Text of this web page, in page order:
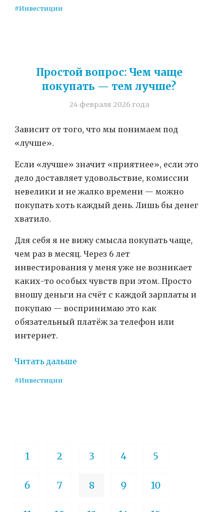
#Инвестиции
Простой вопрос: Чем чаще
покупать — тем лучше?
24 февраля 2026 года
Зависит от того, что мы понимаем под
«лучше».
Если «лучше» значит «приятнее», если это
дело доставляет удовольствие, комиссии
невелики и не жалко времени — можно
покупать хоть каждый день. Лишь бы денег
хватило.
Для себя я не вижу смысла покупать чаще,
чем раз в месяц. Через 6 лет
инвестирования у меня уже не возникает
каких-то особых чувств при этом. Просто
вношу деньги на счёт с каждой зарплаты и
покупаю — воспринимаю это как
обязательный платёж за телефон или
интернет.
Читать дальше
#Инвестиции
1 2 3 4 5
6 7 8 9 10